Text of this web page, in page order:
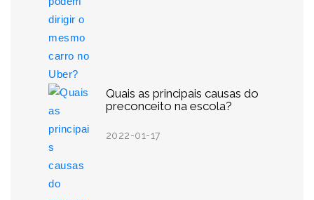
Quais as principais causas do
preconceito na escola?
2022-01-17